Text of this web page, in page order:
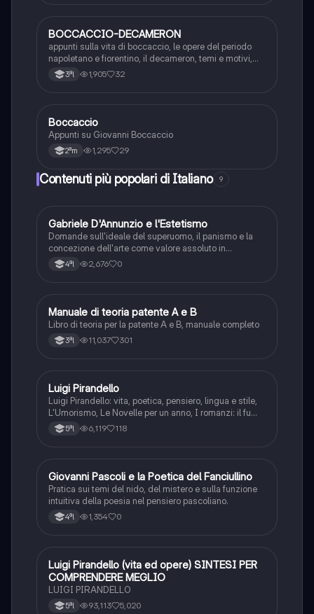
Italiano
BOCCACCIO-DECAMERON
appunti sulla vita di boccaccio, le opere del periodo
napoletano e fiorentino, il decameron, temi e motivi,
sintesi e analisi di 10 novelle
3ªl 1,905 32
Italiano
Boccaccio
Appunti su Giovanni Boccaccio
2ªm 1,295 29
Contenuti più popolari di Italiano 9
GItaliano
Gabriele D'Annunzio e l'Estetismo
Domande sull'ideale del superuomo, il panismo e la
concezione dell'arte come valore assoluto in
D'Annunzio.
4ªl 2,676 0
Italiano
Manuale di teoria patente A e B
Libro di teoria per la patente A e B, manuale completo
3ªl 11,037 301
Italiano
Luigi Pirandello
Luigi Pirandello: vita, poetica, pensiero, lingua e stile,
L'Umorismo, Le Novelle per un anno, I romanzi: il fu
Mattia Pascal, Quaderni di Serafino Gubbio operatore;
Uno, nessuno e centomila; il teatro: Sei personaggi in
5ªl 6,119 118
GItaliano
Giovanni Pascoli e la Poetica del Fanciullino
Pratica sui temi del nido, del mistero e sulla funzione
intuitiva della poesia nel pensiero pascoliano.
4ªl 1,354 0
Italiano
Luigi Pirandello (vita ed opere) SINTESI PER
COMPRENDERE MEGLIO
LUIGI PIRANDELLO
5ªl 93,113 5,020